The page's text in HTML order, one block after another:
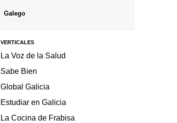
Galego
VERTICALES
La Voz de la Salud
Sabe Bien
Global Galicia
Estudiar en Galicia
La Cocina de Frabisa